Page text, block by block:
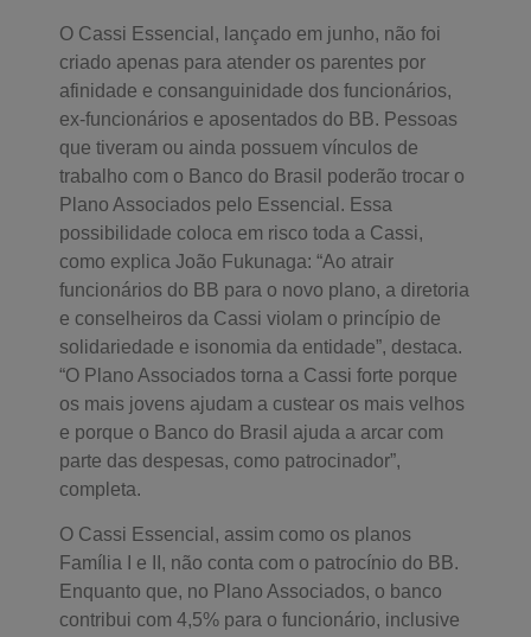
O Cassi Essencial, lançado em junho, não foi
criado apenas para atender os parentes por
afinidade e consanguinidade dos funcionários,
ex-funcionários e aposentados do BB. Pessoas
que tiveram ou ainda possuem vínculos de
trabalho com o Banco do Brasil poderão trocar o
Plano Associados pelo Essencial. Essa
possibilidade coloca em risco toda a Cassi,
como explica João Fukunaga: “Ao atrair
funcionários do BB para o novo plano, a diretoria
e conselheiros da Cassi violam o princípio de
solidariedade e isonomia da entidade”, destaca.
“O Plano Associados torna a Cassi forte porque
os mais jovens ajudam a custear os mais velhos
e porque o Banco do Brasil ajuda a arcar com
parte das despesas, como patrocinador”,
completa.
O Cassi Essencial, assim como os planos
Família I e II, não conta com o patrocínio do BB.
Enquanto que, no Plano Associados, o banco
contribui com 4,5% para o funcionário, inclusive